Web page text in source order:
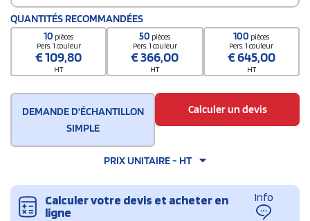
QUANTITÉS RECOMMANDÉES
10 pièces
Pers. 1 couleur
€109,80
HT
50 pièces
Pers. 1 couleur
€366,00
HT
100 pièces
Pers. 1 couleur
€645,00
HT
DEMANDE D'ÉCHANTILLON
SIMPLE
Calculer un devis
PRIX UNITAIRE - HT
Calculer votre devis et acheter en
ligne
Info